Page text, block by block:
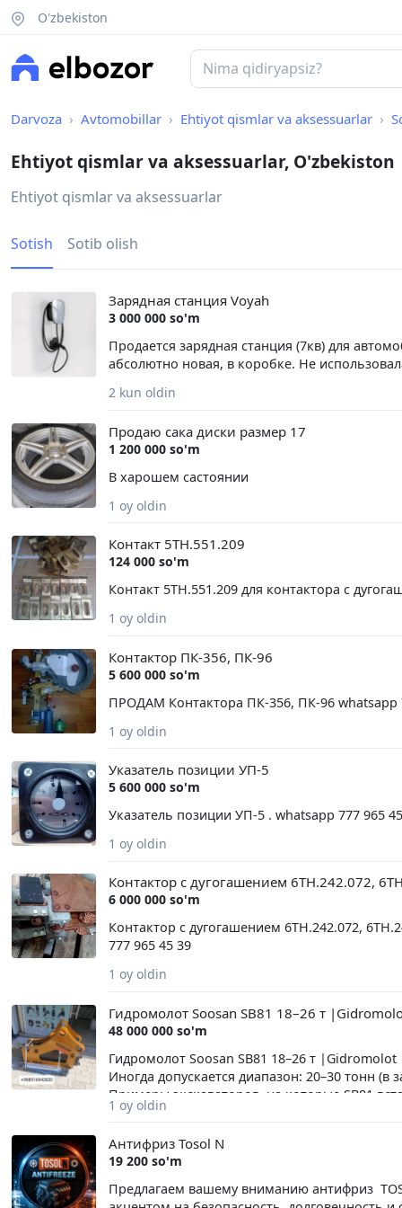
O'zbekiston
Darvoza Avtomobillar Ehtiyot qismlar va aksessuarlar
Ehtiyot qismlar va aksessuarlar, O'zbekiston
Ehtiyot qismlar va aksessuarlar
Sotish Sotib olish
Зарядная станция Voyah
3 000 000 so'm
Продается зарядная станция (7кв) для
абсолютно новая, в коробке. Не
2 kun oldin
Продаю сака диски размер 17
1 200 000 so'm
В харошем састоянии
1 oy oldin
Контакт 5ТН.551.209
124 000 so'm
Контакт 5ТН.551.209 для контактора с
1 oy oldin
Контактор ПК-356, ПК-96
5 600 000 so'm
ПРОДАМ Контактора ПК-356, ПК-96 whatsapp
1 oy oldin
Указатель позиции УП-5
5 600 000 so'm
Указатель позиции УП-5 . whatsapp 777 965
1 oy oldin
Контактор с дугогашением 6ТН.242.072,
6 000 000 so'm
Контактор с дугогашением 6ТН.242.072,
777 965 45 39
1 oy oldin
Гидромолот Soosan SB81 18–26 т
48 000 000 so'm
Гидромолот Soosan SB81 18–26 т
Иногда допускается диапазон: 20–30 тонн
Примеры экскаваторов, на которые SB81
подходит: 20–22 тонны Hyundai R210LC
Характеристики: — Расход масла: 120–180
Высокая ударная мощность — Надёжность и
под ваш экскаватор) В наличии на складе
подключением Звоните или пишите:
1 oy oldin
Антифриз Tosol N
19 200 so'm
Предлагаем вашему вниманию антифриз